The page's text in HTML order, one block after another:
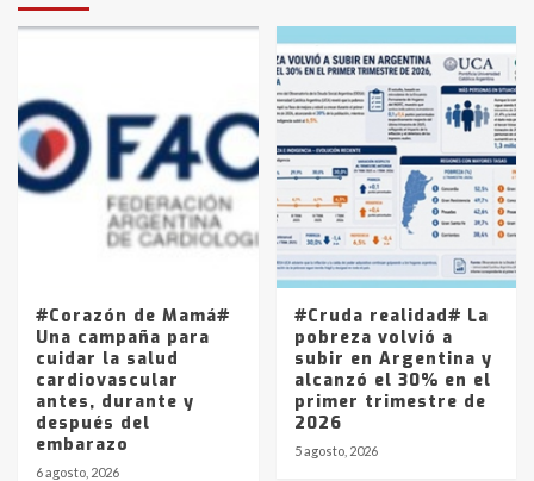
3
en la mañana del lunes
4
Accidente en Ruta 5: falleció un
joven de Trenque Lauquen
Los precios de los combustibles en
La Pampa, desde YPF hasta Axion
entre 857 a 1338 pesos
#Corazón de Mamá#
Una campaña para
cuidar la salud
cardiovascular
antes, durante y
después del
embarazo
6 agosto, 2026
#Cruda realidad# La
pobreza volvió a
subir en Argentina y
alcanzó el 30% en el
primer trimestre de
2026
5 agosto, 2026